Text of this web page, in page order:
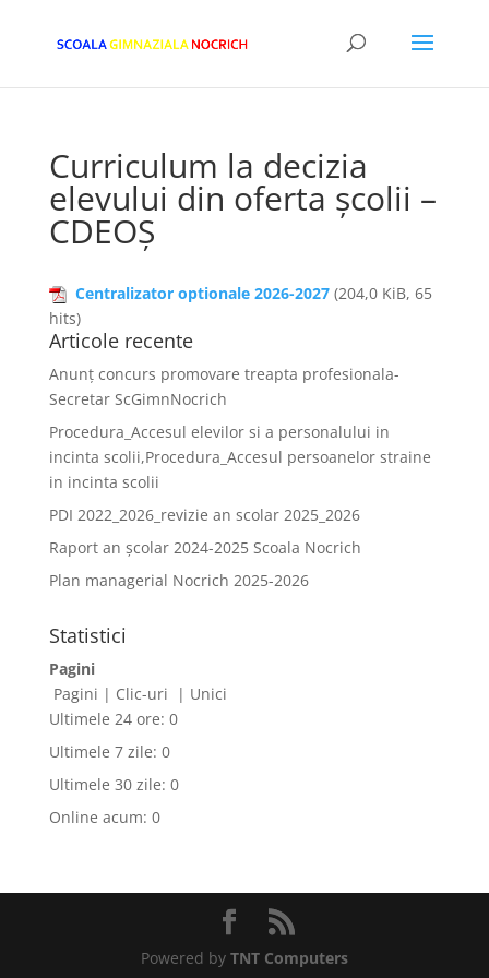
Curriculum la decizia
elevului din oferta școlii –
CDEOȘ
Centralizator optionale 2026-2027(204,0 KiB, 65
hits)
Articole recente
Anunț concurs promovare treapta profesionala-
Secretar ScGimnNocrich
Procedura_Accesul elevilor si a personalului in
incinta scolii,Procedura_Accesul persoanelor straine
in incinta scolii
PDI 2022_2026_revizie an scolar 2025_2026
Raport an școlar 2024-2025 Scoala Nocrich
Plan managerial Nocrich 2025-2026
Statistici
Pagini
Pagini | Clic-uri | Unici
Ultimele 24 ore: 0
Ultimele 7 zile: 0
Ultimele 30 zile: 0
Online acum: 0
Powered by TNT Computers